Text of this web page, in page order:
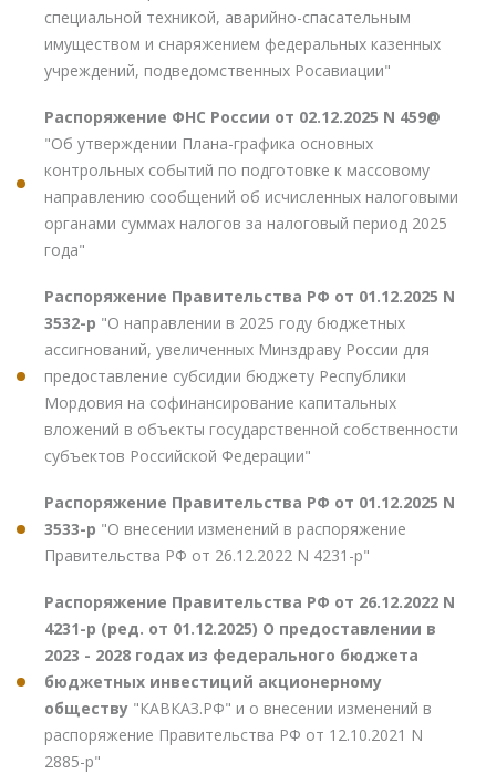
специальной техникой, аварийно-спасательным
имуществом и снаряжением федеральных казенных
учреждений, подведомственных Росавиации"
Распоряжение ФНС России от 02.12.2025 N 459@
"Об утверждении Плана-графика основных
контрольных событий по подготовке к массовому
направлению сообщений об исчисленных налоговыми
органами суммах налогов за налоговый период 2025
года"
Распоряжение Правительства РФ от 01.12.2025 N
3532-р "О направлении в 2025 году бюджетных
ассигнований, увеличенных Минздраву России для
предоставление субсидии бюджету Республики
Мордовия на софинансирование капитальных
вложений в объекты государственной собственности
субъектов Российской Федерации"
Распоряжение Правительства РФ от 01.12.2025 N
3533-р "О внесении изменений в распоряжение
Правительства РФ от 26.12.2022 N 4231-р"
Распоряжение Правительства РФ от 26.12.2022 N
4231-р (ред. от 01.12.2025) О предоставлении в
2023 - 2028 годах из федерального бюджета
бюджетных инвестиций акционерному
обществу "КАВКАЗ.РФ" и о внесении изменений в
распоряжение Правительства РФ от 12.10.2021 N
2885-р"